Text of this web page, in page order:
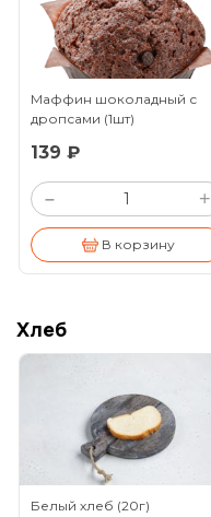
Маффин шоколадный с
дропсами (1шт)
139 ₽
– +
В корзину
Хлеб
Белый хлеб (20г)